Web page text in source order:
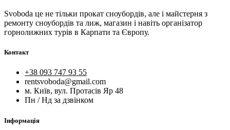
Svoboda це не тільки прокат сноубордів, але і майстерня з
ремонту сноубордів та лиж, магазин і навіть організатор
горнолижних турів в Карпати та Європу.
Контакт
+38 093 747 93 55
rentsvoboda@gmail.com
м. Київ, вул. Протасів Яр 48
Пн / Нд за дзвінком
Інформація